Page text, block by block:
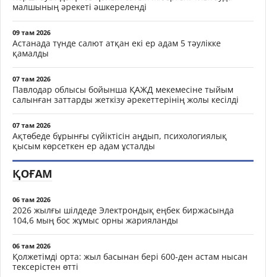
малшының әрекеті әшкереленді
09 там 2026
Астанада түнде салют атқан екі ер адам 5 тәулікке
қамалды
07 там 2026
Павлодар облысы бойынша ҚАЖД мекемесіне тыйым
салынған заттарды жеткізу әрекеттерінің жолы кесілді
07 там 2026
Ақтөбеде бұрынғы сүйіктісін аңдып, психологиялық
қысым көрсеткен ер адам ұсталды
ҚОҒАМ
06 там 2026
2026 жылғы шілдеде Электрондық еңбек биржасында
104,6 мың бос жұмыс орны жарияланды
06 там 2026
Қолжетімді орта: жыл басынан бері 600-ден астам нысан
тексерістен өтті